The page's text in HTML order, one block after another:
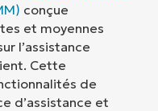
conçue
et moyennes
l’assistance
Cette
de
d’assistance et